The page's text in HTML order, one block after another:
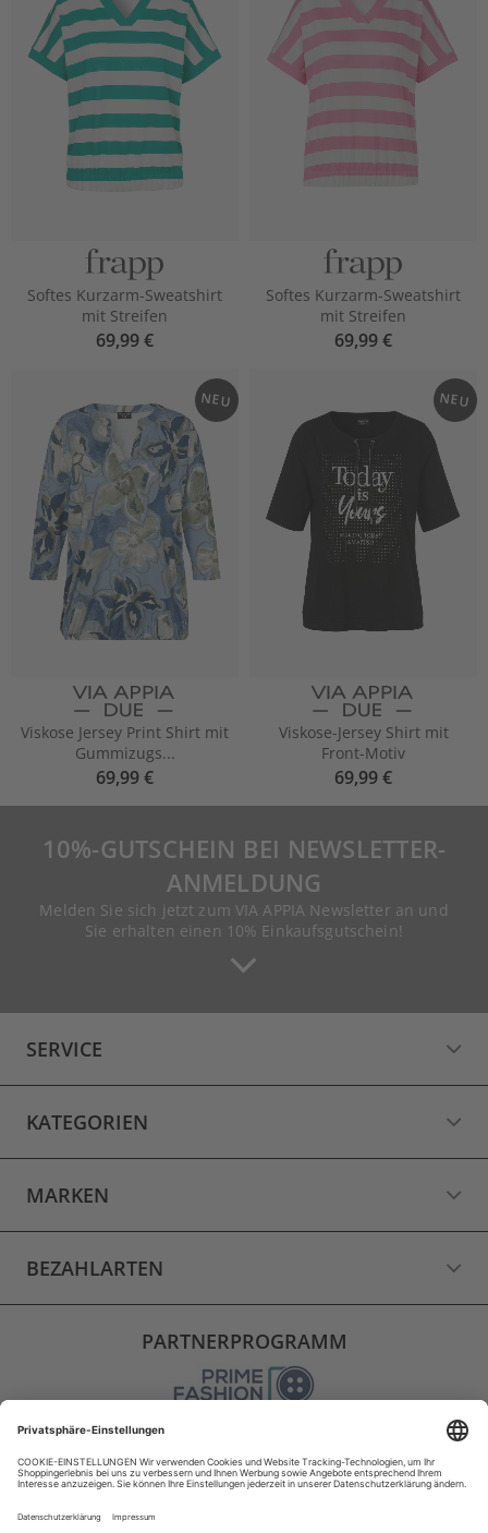
Softes Kurzarm-Sweatshirt
mit Streifen
69,99 €
Softes Kurzarm-Sweatshirt
mit Streifen
69,99 €
NEU
Viskose Jersey Print Shirt mit
Gummizugs...
69,99 €
NEU
Viskose-Jersey Shirt mit
Front-Motiv
69,99 €
10%-GUTSCHEIN BEI NEWSLETTER-
ANMELDUNG
Melden Sie sich jetzt zum VIA APPIA Newsletter an und
Sie erhalten einen 10% Einkaufsgutschein!
SERVICE
KATEGORIEN
MARKEN
BEZAHLARTEN
PARTNERPROGRAMM
VERSAND